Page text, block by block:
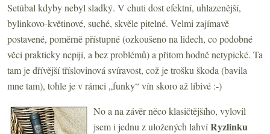
Setúbal kdyby nebyl sladký. V chuti dost efektní, uhlazenější,
bylinkovo-květinové, suché, skvěle pitelné. Velmi zajímavě
postavené, poměrně přístupné (ozkoušeno na lidech, co podobné
věci prakticky nepijí, a bez problémů) a přitom hodně netypické. Ta
tam je dřívější tříslovinová svíravost, což je trošku škoda (bavila
mne tam), tohle je v rámci „funky“ vín skoro až líbivé :-)
No a na závěr něco klasičtějšího, vylovil
jsem i jednu z uložených lahvíRyzlinku